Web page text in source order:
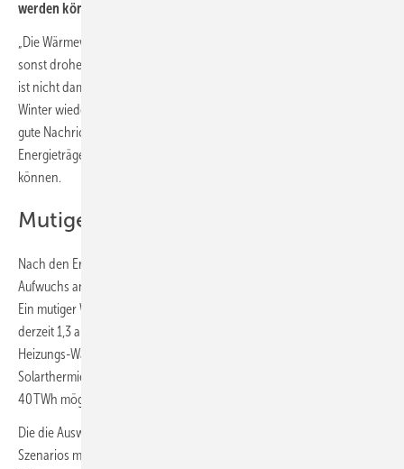
werden können.
„Die Wärmewende gehört ganz oben auf die politische Prioritätenliste,
sonst drohen weiter hohe Kosten und eine unsichere Versorgung. Es
ist nicht damit zu rechnen, dass die Gasspeicher im kommenden
Winter wieder voll sind“, so
gute Nachricht sei aber, dass erneuerbare Energien fossile
Energieträger bei der Wärmebereitstellung vollständig ersetzen
können.
Mutiger Wärmepumpenhochlauf
Nach den Ergebnissen des BEE-Szenarios steht ein massiver
Aufwuchs an erneuerbaren Energien über alle Anwendungen bevor.
Ein mutiger Wärmepumpenhochlauf treibe die Anlagenzahl von
derzeit 1,3 auf 6 Mio. bis zum Jahr 2030 und auf 14 bis 18 Mio.
Heizungs-Wärmepumpen bis 2045 hoch. Ein Zuwachs der
Solarthermie ist bis zum Jahr 2030 um weitere 30 TWh auf dann
40 TWh möglich.
Die die Ausweitung nachhaltig erzeugter Bioenergie ist laut des BEE-
Szenarios machbar; wobei ausreichende Kapazitäten für andere